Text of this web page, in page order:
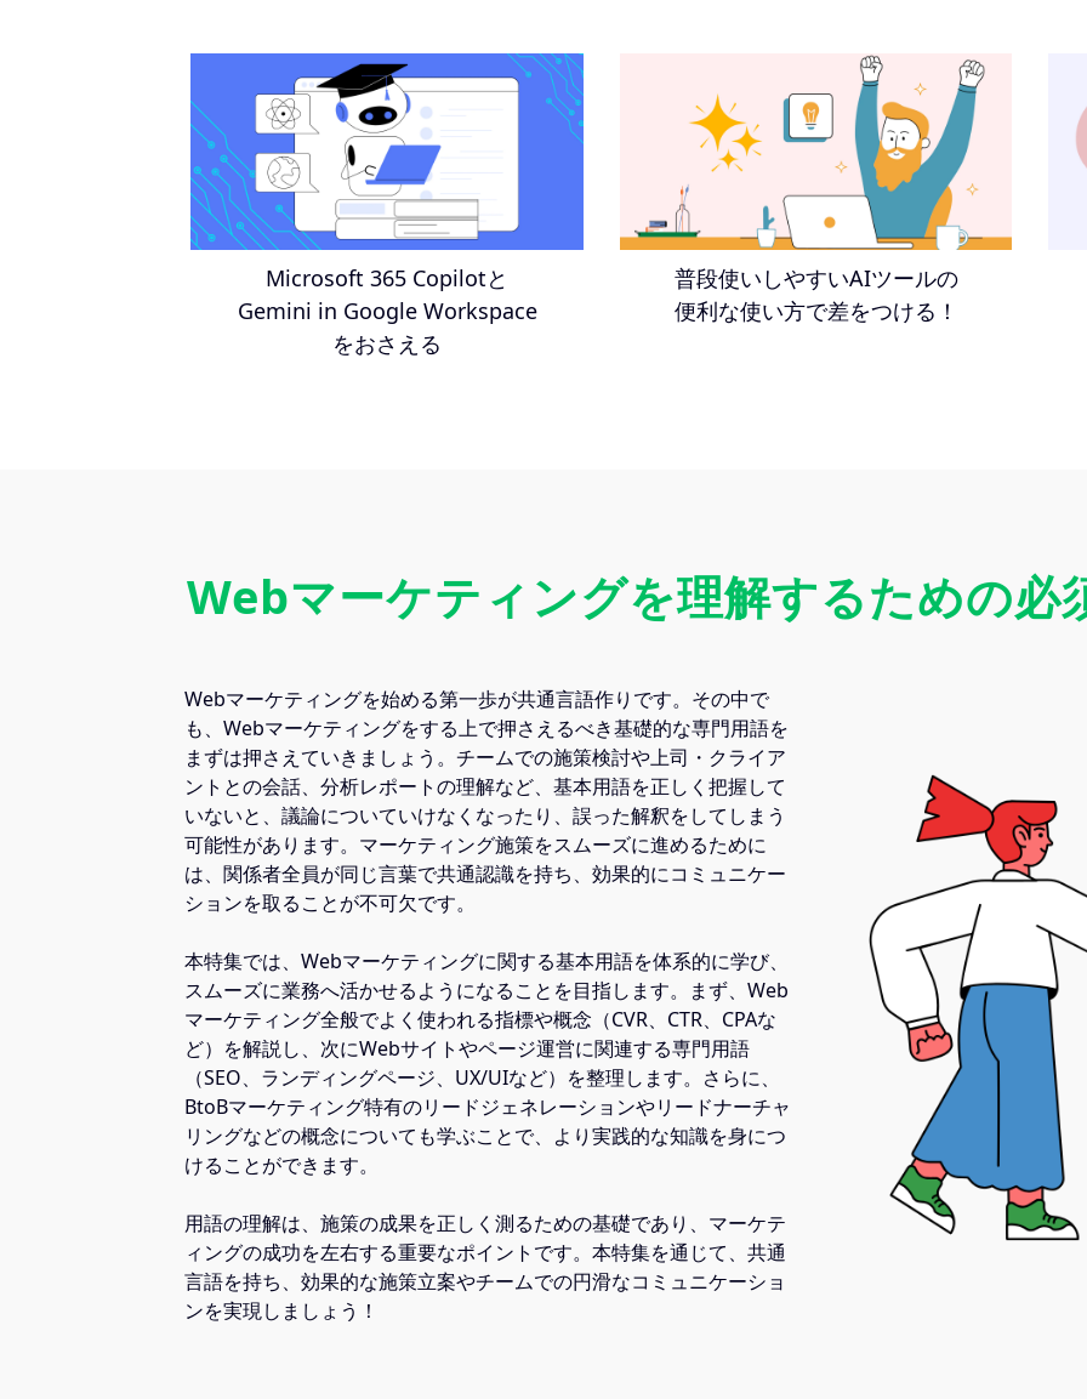
Microsoft 365 Copilotと
Gemini in Google Workspace
をおさえる
普段使いしやすいAIツールの
便利な使い方で差をつける！
Webマーケティングを理解するための必
Webマーケティングを始める第一歩が共通言語作りです。その中で
も、Webマーケティングをする上で押さえるべき基礎的な専門用語を
まずは押さえていきましょう。チームでの施策検討や上司・クライア
ントとの会話、分析レポートの理解など、基本用語を正しく把握して
いないと、議論についていけなくなったり、誤った解釈をしてしまう
可能性があります。マーケティング施策をスムーズに進めるために
は、関係者全員が同じ言葉で共通認識を持ち、効果的にコミュニケー
ションを取ることが不可欠です。
本特集では、Webマーケティングに関する基本用語を体系的に学び、
スムーズに業務へ活かせるようになることを目指します。まず、Web
マーケティング全般でよく使われる指標や概念（CVR、CTR、CPAな
ど）を解説し、次にWebサイトやページ運営に関連する専門用語
（SEO、ランディングページ、UX/UIなど）を整理します。さらに、
BtoBマーケティング特有のリードジェネレーションやリードナーチャ
リングなどの概念についても学ぶことで、より実践的な知識を身につ
けることができます。
用語の理解は、施策の成果を正しく測るための基礎であり、マーケテ
ィングの成功を左右する重要なポイントです。本特集を通じて、共通
言語を持ち、効果的な施策立案やチームでの円滑なコミュニケーショ
ンを実現しましょう！